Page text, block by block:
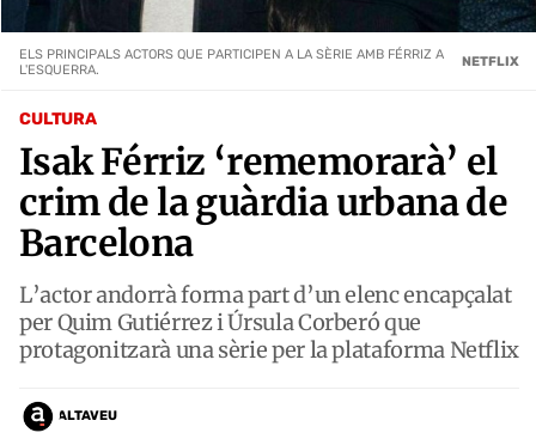
CULTURA
Isak Férriz ‘rememorarà’ el
crim de la guàrdia urbana de
Barcelona
L’actor andorrà forma part d’un elenc encapçalat
per Quim Gutiérrez i Úrsula Corberó que
protagonitzarà una sèrie per la plataforma Netflix
ALTAVEU
ELS PRINCIPALS ACTORS QUE PARTICIPEN A LA SÈRIE AMB FÉRRIZ A
L'ESQUERRA.
NETFLIX